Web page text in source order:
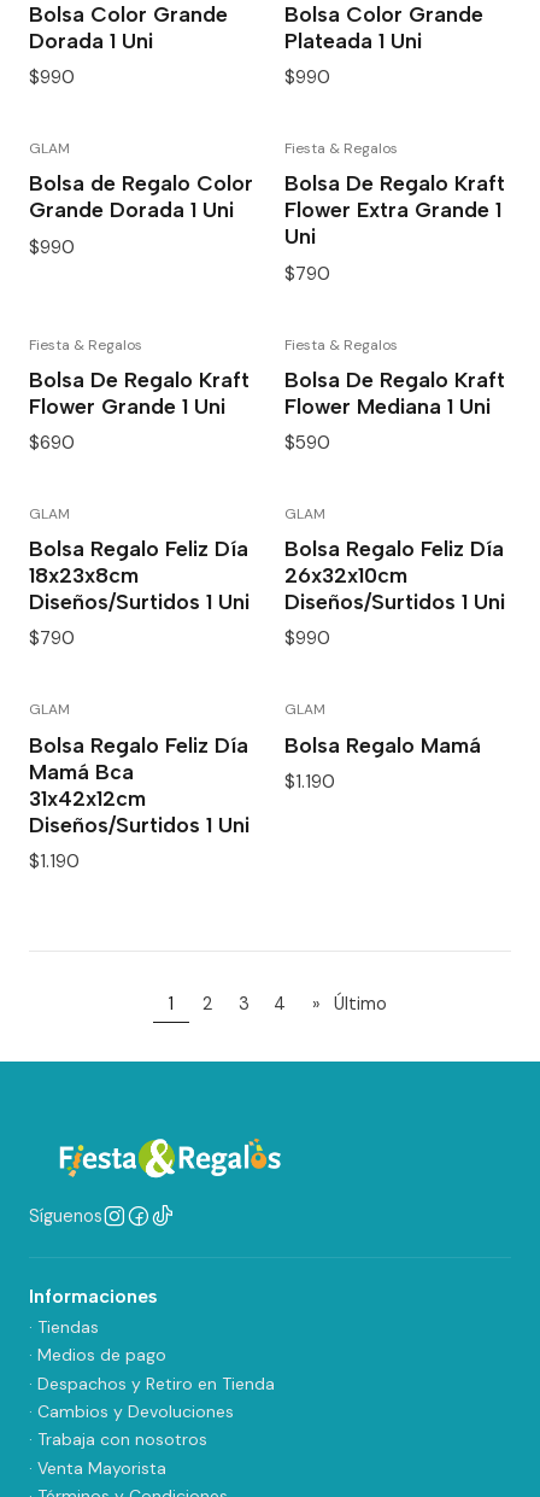
Bolsa Color Grande
Dorada 1 Uni
$990
Bolsa Color Grande
Plateada 1 Uni
$990
GLAM
Bolsa de Regalo Color
Grande Dorada 1 Uni
$990
Fiesta & Regalos
Bolsa De Regalo Kraft
Flower Extra Grande 1
Uni
$790
Fiesta & Regalos
Bolsa De Regalo Kraft
Flower Grande 1 Uni
$690
Fiesta & Regalos
Bolsa De Regalo Kraft
Flower Mediana 1 Uni
$590
GLAM
Bolsa Regalo Feliz Día
18x23x8cm
Diseños/Surtidos 1 Uni
$790
GLAM
Bolsa Regalo Feliz Día
26x32x10cm
Diseños/Surtidos 1 Uni
$990
GLAM
Bolsa Regalo Feliz Día
Mamá Bca
31x42x12cm
Diseños/Surtidos 1 Uni
$1.190
GLAM
Bolsa Regalo Mamá
$1.190
1 2 3 4 » Último
Síguenos
Informaciones
· Tiendas
· Medios de pago
· Despachos y Retiro en Tienda
· Cambios y Devoluciones
· Trabaja con nosotros
· Venta Mayorista